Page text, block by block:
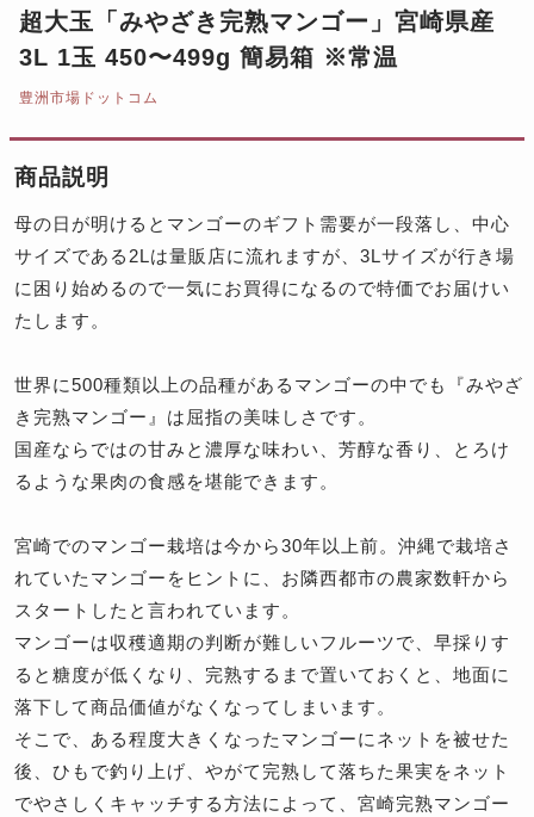
超大玉「みやざき完熟マンゴー」宮崎県産
3L 1玉 450〜499g 簡易箱 ※常温
豊洲市場ドットコム
商品説明
母の日が明けるとマンゴーのギフト需要が一段落し、中心
サイズである2Lは量販店に流れますが、3Lサイズが行き場
に困り始めるので一気にお買得になるので特価でお届けい
たします。
世界に500種類以上の品種があるマンゴーの中でも『みやざ
き完熟マンゴー』は屈指の美味しさです。
国産ならではの甘みと濃厚な味わい、芳醇な香り、とろけ
るような果肉の食感を堪能できます。
宮崎でのマンゴー栽培は今から30年以上前。沖縄で栽培さ
れていたマンゴーをヒントに、お隣西都市の農家数軒から
スタートしたと言われています。
マンゴーは収穫適期の判断が難しいフルーツで、早採りす
ると糖度が低くなり、完熟するまで置いておくと、地面に
落下して商品価値がなくなってしまいます。
そこで、ある程度大きくなったマンゴーにネットを被せた
後、ひもで釣り上げ、やがて完熟して落ちた果実をネット
でやさしくキャッチする方法によって、宮崎完熟マンゴー